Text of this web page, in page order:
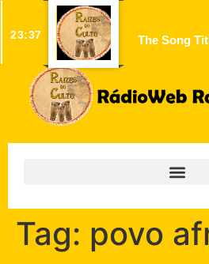
23:37 The Song
Tag: povo